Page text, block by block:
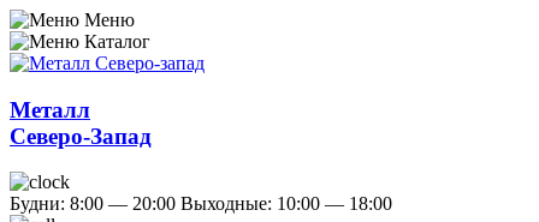
Меню
Каталог
Металл
Северо-Запад
Будни: 8:00 — 20:00 Выходные: 10:00 — 18:00